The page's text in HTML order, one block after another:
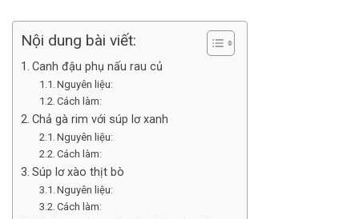
Nội dung bài viết:
Canh đậu phụ nấu rau củ
Nguyên liệu:
Cách làm:
Chả gà rim với súp lơ xanh
Nguyên liệu:
Cách làm:
Súp lơ xào thịt bò
Nguyên liệu:
Cách làm: